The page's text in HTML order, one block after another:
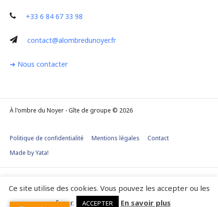
+33 6 84 67 33 98
contact@alombredunoyer.fr
➜ Nous contacter
À l'ombre du Noyer - Gîte de groupe © 2026
Politique de confidentialité Mentions légales
Contact
Made by Yata!
Ce site utilise des cookies. Vous pouvez les accepter ou les
refuser.
ACCEPTER En savoir plus